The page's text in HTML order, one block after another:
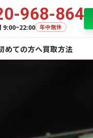
968-864
9:00~22:00 年中無休
めての方へ買取方法